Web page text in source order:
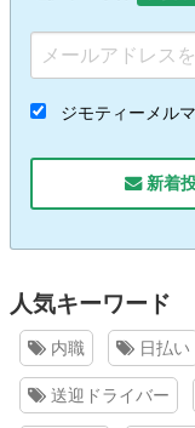
ジモティーメル
新着
人気キーワード
内職 日払い
送迎ドライバー